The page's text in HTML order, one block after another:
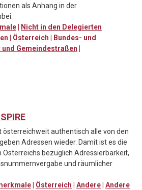
als Anhang in der
Nicht in den Delegierten
Österreich
Bundes- und
und Gemeindestraßen
österreichweit authentisch alle von den
Adressen wieder. Damit ist es die
Österreichs bezüglich Adressierbarkeit,
und räumlicher
Österreich Andere Andere